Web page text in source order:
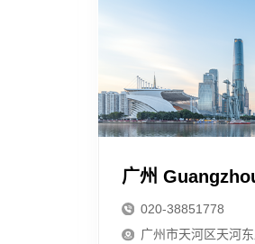
广州
020-38851778
广州市天河区天河